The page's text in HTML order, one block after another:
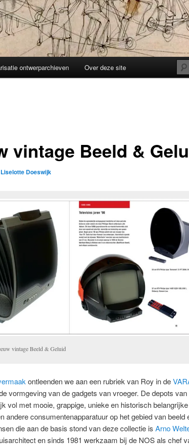
ontwerparchieven Over deze site
vintage Beeld &
Liselotte Doeswijk
vintage Beeld & Geluid
ontleenden we aan een rubriek van Roy in de
vormgeving van de gadgets van vroeger. De depots van
vol met mooie, grappige, unieke en historisch
andere consumentenapparatuur op het gebied van beeld
die aan de basis stond van deze collectie is Arno
en sinds 1981 werkzaam bij de NOS als chef